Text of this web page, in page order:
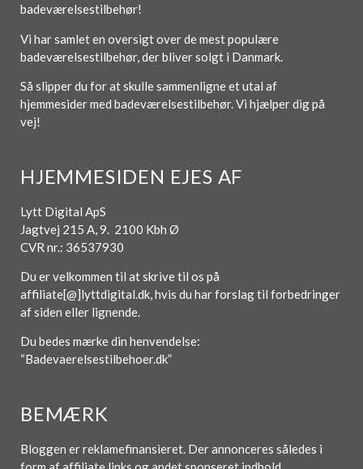
badeværelsestilbehør!
Vi har samlet en oversigt over de mest populære
badeværelsestilbehør, der bliver solgt i Danmark.
Så slipper du for at skulle sammenligne et utal af
hjemmesider med badeværelsestilbehør. Vi hjælper dig på
vej!
HJEMMESIDEN EJES AF
Lytt Digital ApS
Jagtvej 215 A, 9. 2100 Kbh Ø
CVR nr.: 36537930
Du er velkommen til at skrive til os på
affiliate[@]lyttdigital.dk, hvis du har forslag til forbedringer
af siden eller lignende.
Du bedes mærke din henvendelse:
“Badevaerelsestilbehoer.dk”
BEMÆRK
Bloggen er reklamefinansieret. Der annonceres således i